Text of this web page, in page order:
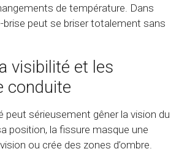
de température. Dans
brise peut se briser totalement sans
visibilité et les
conduite
peut sérieusement gêner la vision du
position, la fissure masque une
ou crée des zones d’ombre.